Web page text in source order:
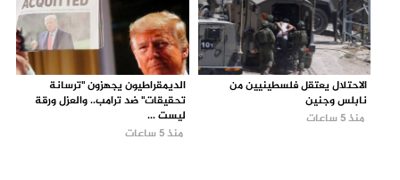
الاحتلال يعتقل فلسطينيين من
نابلس وجنين
منذ 5 ساعات
الديمقراطيون يجهزون "ترسانة
تحقيقات" ضد ترامب.. والعزل ورقة
ليست ...
منذ 5 ساعات